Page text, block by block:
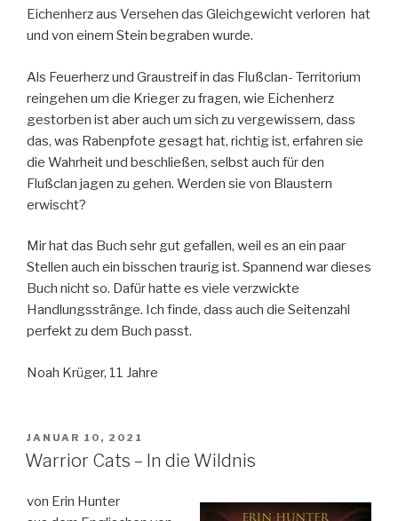
Eichenherz aus Versehen das Gleichgewicht verloren hat
und von einem Stein begraben wurde.
Als Feuerherz und Graustreif in das Flußclan- Territorium
reingehen um die Krieger zu fragen, wie Eichenherz
gestorben ist aber auch um sich zu vergewissern, dass
das, was Rabenpfote gesagt hat, richtig ist, erfahren sie
die Wahrheit und beschließen, selbst auch für den
Flußclan jagen zu gehen. Werden sie von Blaustern
erwischt?
Mir hat das Buch sehr gut gefallen, weil es an ein paar
Stellen auch ein bisschen traurig ist. Spannend war dieses
Buch nicht so. Dafür hatte es viele verzwickte
Handlungsstränge. Ich finde, dass auch die Seitenzahl
perfekt zu dem Buch passt.
Noah Krüger, 11 Jahre
VERÖFFENTLICHT
AM
JANUAR 10, 2021
Warrior Cats – In die Wildnis
von Erin Hunter